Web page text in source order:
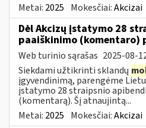
Metai: 2025 Mokesčiai:Akcizai
Dėl Akcizų įstatymo 28
paaiškinimo (komentaro)
Web turinio sąrašas 2025-08-
Siekdami užtikrinti sklandų
įgyvendinimą, parengėme
įstatymo 28 straipsnio
(komentarą). Šį atnaujintą...
Metai: 2025 Mokesčiai:Akcizai